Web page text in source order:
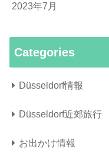
2023年7月
Categories
Düsseldorf情報
Düsseldorf近郊旅行
お出かけ情報